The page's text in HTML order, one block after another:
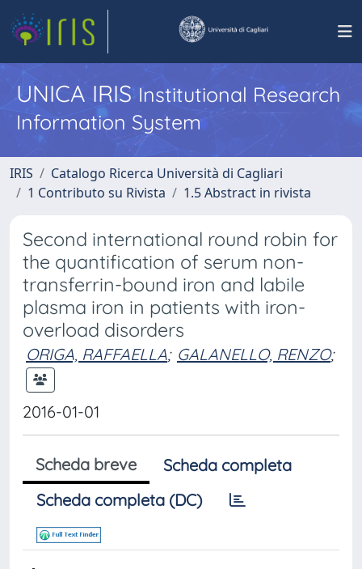
UNICA IRISInstitutional Research
Information System
IRIS
Catalogo Ricerca Università di Cagliari
1 Contributo su Rivista
1.5 Abstract in rivista
Second international round robin for
the quantification of serum non-
transferrin-bound iron and labile
plasma iron in patients with iron-
overload disorders
ORIGA, RAFFAELLA; GALANELLO, RENZO;
2016-01-01
Scheda breve
Scheda completa
Scheda completa (DC)